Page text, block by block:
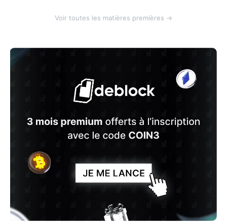
Voir toutes les matières premières →